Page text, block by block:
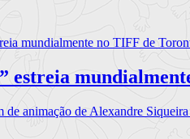
estreia
de animação de Alexandre